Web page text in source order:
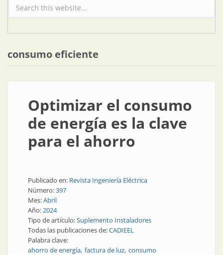
Formulario de búsqueda
consumo eficiente
Optimizar el consumo
de energía es la clave
para el ahorro
Publicado en: Revista Ingeniería Eléctrica
Número:397
Mes:Abril
Año:2024
Tipo de artículo:Suplemento Instaladores
Todas las publicaciones de:CADIEEL
Palabra clave:
ahorro de energía factura de luz consumo